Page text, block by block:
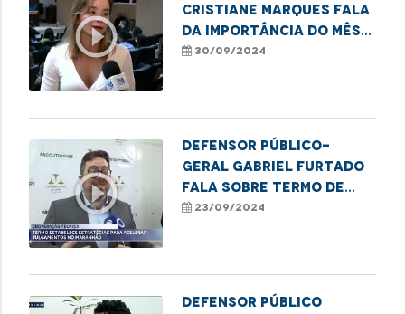
play_circle_outline
Cristiane Marques fala
da importância do mês
das pessoas com
30/09/2024
play_circle_outline
Defensor público-
geral Gabriel Furtado
fala sobre termo de
cooperação com a
23/09/2024
Defensor público